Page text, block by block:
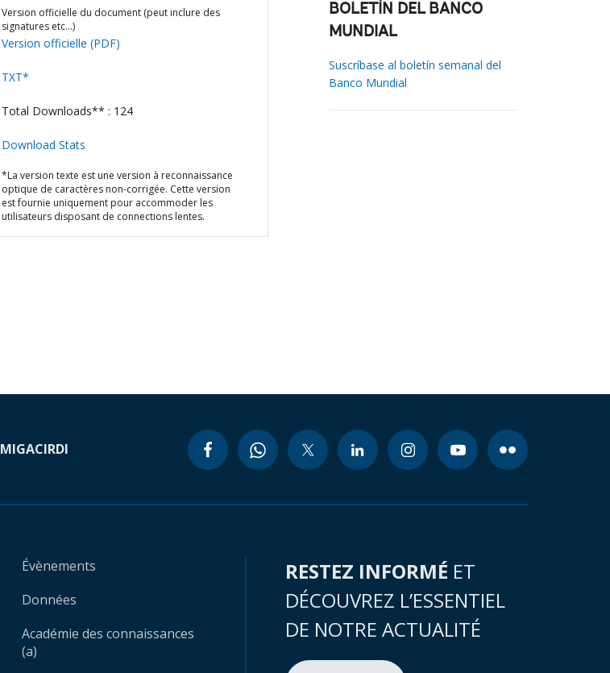
Version officielle du document (peut inclure des
signatures etc…)
Version officielle (PDF)
TXT*
Total Downloads** : 124
Download Stats
*La version texte est une version à reconnaissance
optique de caractères non-corrigée. Cette version
est fournie uniquement pour accommoder les
utilisateurs disposant de connections lentes.
BOLETÍN DEL BANCO
MUNDIAL
Suscríbase al boletín semanal del
Banco Mundial
MIGACIRDI
Évènements
Données
Académie des connaissances
(a)
RESTEZ INFORMÉ ET
DÉCOUVREZ L’ESSENTIEL
DE NOTRE ACTUALITÉ